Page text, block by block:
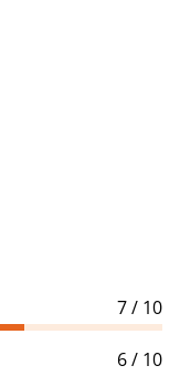
7 / 10
6 / 10